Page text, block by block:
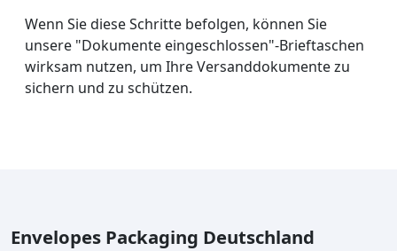
Wenn Sie diese Schritte befolgen, können Sie
unsere "Dokumente eingeschlossen"-Brieftaschen
wirksam nutzen, um Ihre Versanddokumente zu
sichern und zu schützen.
Envelopes Packaging Deutschland